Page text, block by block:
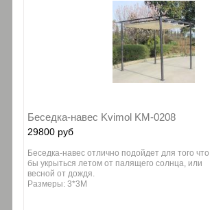
Беседка-навес Kvimol KM-0208
29800 руб
Беседка-навес отлично подойдет для того что
бы укрыться летом от палящего солнца, или
весной от дождя.
Размеры: 3*3М